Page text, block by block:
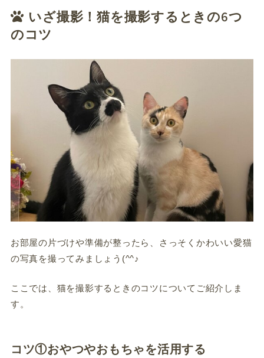
いざ撮影！猫を撮影するときの6つ
のコツ
お部屋の片づけや準備が整ったら、さっそくかわいい愛猫
の写真を撮ってみましょう(^^♪
ここでは、猫を撮影するときのコツについてご紹介しま
す。
コツ①おやつやおもちゃを活用する